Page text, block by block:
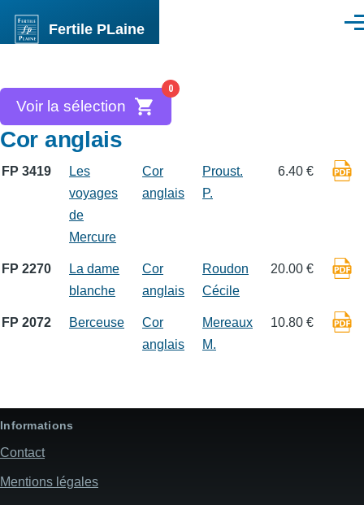
Fertile PLaine
0
Voir la sélection
Cor anglais
FP 3419
Les
voyages
de
Mercure
Cor
anglais
Proust.
P.
6.40 €
FP 2270
La dame
blanche
Cor
anglais
Roudon
Cécile
20.00 €
FP 2072 Berceuse
Cor
anglais
Mereaux
M.
10.80 €
Informations
Contact
Mentions légales